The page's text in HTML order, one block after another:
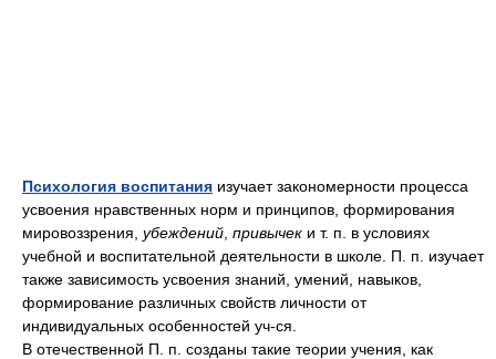
Психология воспитания изучает закономерности процесса
усвоения нравственных норм и принципов, формирования
мировоззрения, убеждений привычек и т. п. в условиях
учебной и воспитательной деятельности в школе. П. п. изучает
также зависимость усвоения знаний, умений, навыков,
формирование различных свойств личности от
индивидуальных особенностей уч-ся.
В отечественной П. п. созданы такие теории учения, как